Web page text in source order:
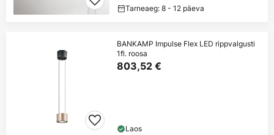
Tarneaeg: 8 - 12 päeva
BANKAMP Impulse Flex LED rippvalgusti
1fl. roosa
803,52 €
Laos